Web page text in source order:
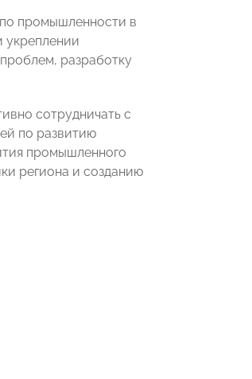
промышленности в
разработку
сотрудничать с
по развитию
промышленного
региона и созданию